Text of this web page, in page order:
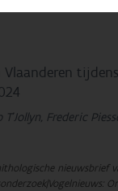
Vlaanderen
T'Jollyn, Frederic
nieuwsbrief